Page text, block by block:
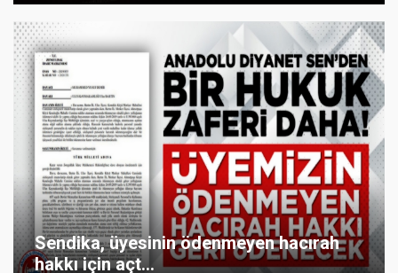
Sendika, üyesinin ödenmeyen hacırah
hakkı için açt...